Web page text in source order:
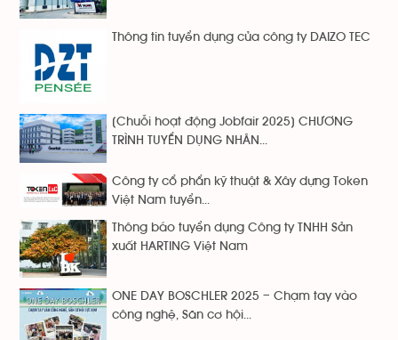
Thông tin tuyển dụng của công ty DAIZO TEC
[Chuỗi hoạt động Jobfair 2025] CHƯƠNG
TRÌNH TUYỂN DỤNG NHÂN...
Công ty cổ phẩn kỹ thuật & Xây dựng Token
Việt Nam tuyển...
Thông báo tuyển dụng Công ty TNHH Sản
xuất HARTING Việt Nam
ONE DAY BOSCHLER 2025 – Chạm tay vào
công nghệ, Săn cơ hội...